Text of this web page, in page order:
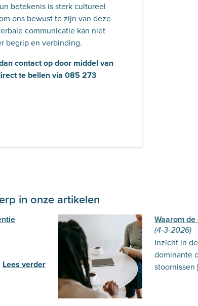
betekenis is sterk cultureel
ons bewust te zijn van deze
communicatie kan niet
begrip en verbinding.
contact op door middel van
te bellen via 085 273
in onze artikelen
Lees verder
Waarom
(4-3-2026)
Inzicht in
dominante
stoornissen